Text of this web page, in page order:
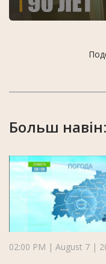
Больш навін:
02:00 PM | August 7 |